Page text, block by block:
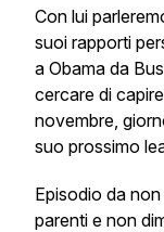
Con lui
suoi rapporti
a Obama da
cercare di
novembre,
suo prossimo
Episodio da
parenti e non